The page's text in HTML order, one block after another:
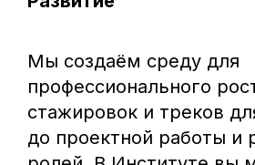
Мы создаём среду для
профессионального
стажировок и треков
до проектной работы и